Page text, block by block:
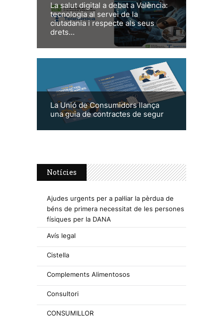
La salut digital a debat a València:
tecnologia al servei de la
ciutadania i respecte als seus
drets...
La Unió de Consumidors llança
una guia de contractes de segur
Notícies
Ajudes urgents per a pal·liar la pèrdua de
béns de primera necessitat de les persones
físiques per la DANA
Avís legal
Cistella
Complements Alimentosos
Consultori
CONSUMILLOR